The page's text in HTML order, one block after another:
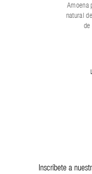
Amoena
natural
de
Inscríbete a